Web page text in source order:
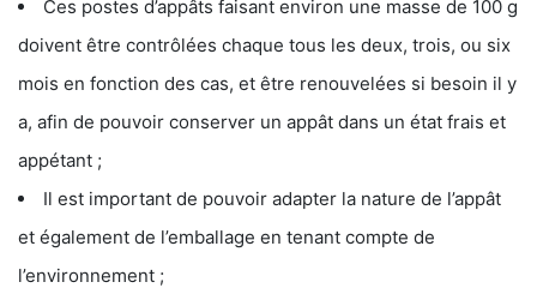
Ces postes d’appâts faisant environ une masse de 100 g
doivent être contrôlées chaque tous les deux, trois, ou six
mois en fonction des cas, et être renouvelées si besoin il y
a, afin de pouvoir conserver un appât dans un état frais et
appétant ;
Il est important de pouvoir adapter la nature de l’appât
et également de l’emballage en tenant compte de
l’environnement ;